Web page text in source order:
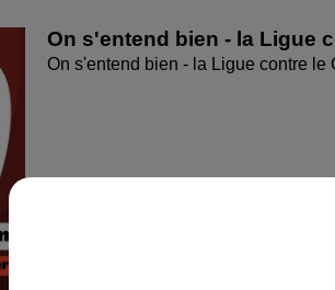
On s'entend bien - la Ligue
On s'entend bien - la Ligue contre le